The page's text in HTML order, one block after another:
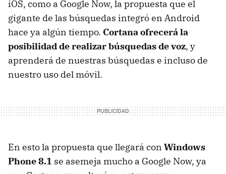
iOS, como a Google Now, la propuesta que el
gigante de las búsquedas integró en Android
hace ya algún tiempo. Cortana ofrecerá la
posibilidad de realizar búsquedas de voz, y
aprenderá de nuestras búsquedas e incluso de
nuestro uso del móvil.
En esto la propuesta que llegará con Windows
Phone 8.1 se asemeja mucho a Google Now, ya